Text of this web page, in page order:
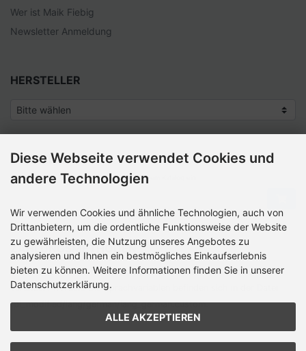
Wer ist Maik Fiebig
Newsletter Anmeldung
HERSTELLER
SCHNELLKAUF
Bitte geben Sie die Artikelnummer aus unserem Katalog ein.
ZAHLUNGSMETHODEN
Die Box kann unter tpl_modified/boxes/­box_miscellaneous.html
verändert werden. Die Sprachvariablen befinden sich in der Datei
tpl_modified/lang/­german/lang_german.custom.
Diese Webseite verwendet Cookies und
andere Technologien
Wir verwenden Cookies und ähnliche Technologien, auch von
Drittanbietern, um die ordentliche Funktionsweise der Website
zu gewährleisten, die Nutzung unseres Angebotes zu
analysieren und Ihnen ein bestmögliches Einkaufserlebnis
bieten zu können. Weitere Informationen finden Sie in unserer
Datenschutzerklärung.
ALLE AKZEPTIEREN